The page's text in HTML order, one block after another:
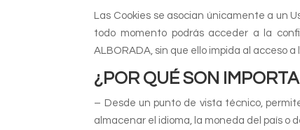
Las Cookies se asocian únicamente a un
todo momento podrás acceder a la
ALBORADA, sin que ello impida al acceso
¿POR QUÉ SON
– Desde un punto de vista técnico,
almacenar el idioma, la moneda del país o